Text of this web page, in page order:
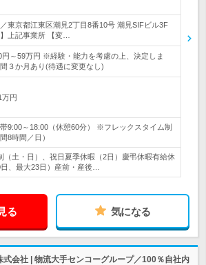
東京都江東区潮見2丁目8番10号 潮見SIFビル3F
】上記事業所 【変…
円～59万円 ※経験・能力を考慮の上、決定しま
３か月あり(待遇に変更なし)
万円
9:00～18:00（休憩60分） ※フレックスタイム制
8時間／日）
（土・日）、祝日夏季休暇（2日）慶弔休暇有給休
、最大23日）産前・産後…
る 気になる
会社 | 物流大手センコーグループ／100％自社内